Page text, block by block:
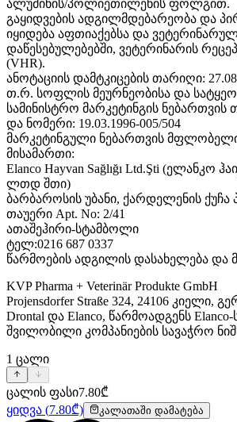
ალუმინის/პოლიეთილენის ფოლგით.
გაყიდვების ადგილმდებარეობა და
იყიდება აფთიაქებსა და
დაწესებულებებში, ვეტერინარის
(VHR).
ანოტაციის დამტკიცების თარიღი:
თ.რ. სოფლის მეურნეობისა და სატყეო
სამინისტრო მარკეტინგის ნებართვის
და ნომერი: 19.03.1996-005/504
მარკეტინგული ნებართვის
მისამართი:
Elanco Hayvan Sağlığı Ltd.Şti (ელანკო
ლთდ შთი)
ბარბაროსის უბანი, ქარდელენის
თაუერი Apt. No: 2/41
ათაშეჰირი-სტამბოლი
ტელ:0216 687 0337
წარმოების ადგილის დასახელება და
KVP Pharma + Veterinär Produkte GmbH
Projensdorfer Straße 324, 24106 კიელი,
Drontal და Elanco, წარმოადგენს Elanco-
შვილობილი კომპანიების სავაჭრო
1 ცალი
ცალის ფასი7.80₾
ყიდვა (7.80₾) კალათაში დამატება